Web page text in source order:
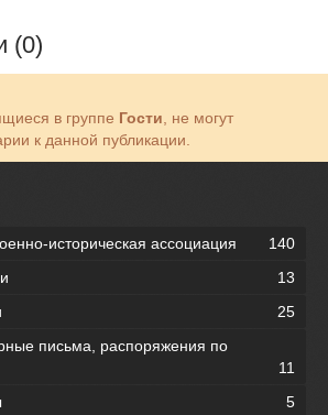
(0)
в группе Гости , не могут
к данной публикации.
историческая ассоциация
140
13
25
письма, распоряжения по
11
5